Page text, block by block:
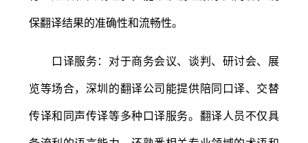
保翻译结果的准确性和流畅性。
口译服务：对于商务会议、谈判、研讨会、展
览等场合，深圳的翻译公司能提供陪同口译、交替
传译和同声传译等多种口译服务。翻译人员不仅具